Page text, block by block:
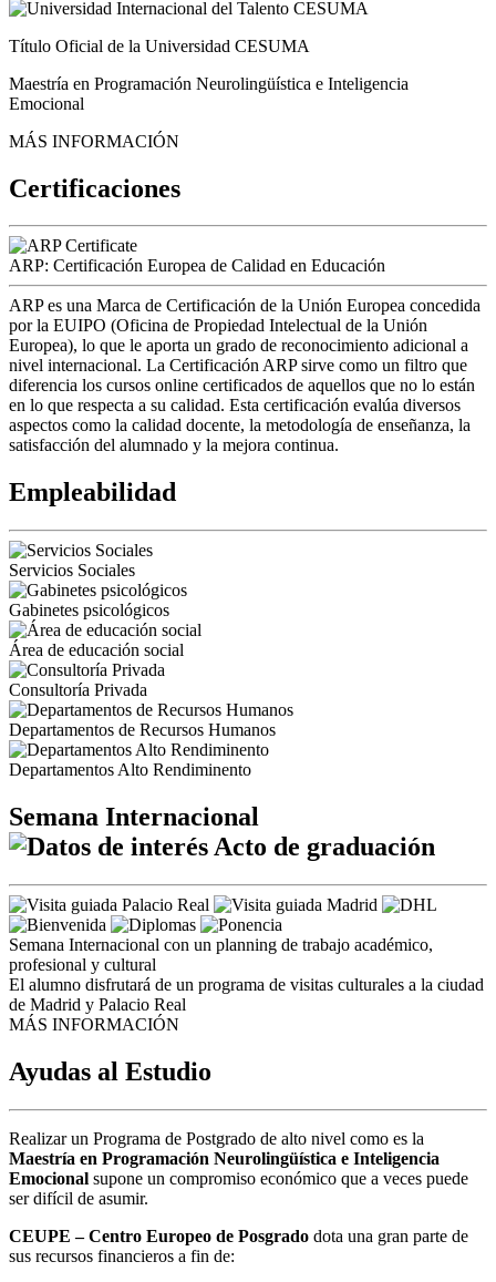
Título Oficial de la Universidad CESUMA
Maestría en Programación Neurolingüística e Inteligencia
Emocional
MÁS INFORMACIÓN
Certificaciones
ARP: Certificación Europea de Calidad en Educación
ARP es una Marca de Certificación de la Unión Europea concedida
por la EUIPO (Oficina de Propiedad Intelectual de la Unión
Europea), lo que le aporta un grado de reconocimiento adicional a
nivel internacional. La Certificación ARP sirve como un filtro que
diferencia los cursos online certificados de aquellos que no lo están
en lo que respecta a su calidad. Esta certificación evalúa diversos
aspectos como la calidad docente, la metodología de enseñanza, la
satisfacción del alumnado y la mejora continua.
Empleabilidad
Servicios Sociales
Gabinetes psicológicos
Área de educación social
Consultoría Privada
Departamentos de Recursos Humanos
Departamentos Alto Rendiminento
Semana Internacional
Acto de graduación
Semana Internacional con un planning de trabajo académico,
profesional y cultural
El alumno disfrutará de un programa de visitas culturales a la ciudad
de Madrid y Palacio Real
MÁS INFORMACIÓN
Ayudas al Estudio
Realizar un Programa de Postgrado de alto nivel como es la
Maestría en Programación Neurolingüística e Inteligencia
Emocional supone un compromiso económico que a veces puede
ser difícil de asumir.
CEUPE – Centro Europeo de Posgrado dota una gran parte de
sus recursos financieros a fin de: